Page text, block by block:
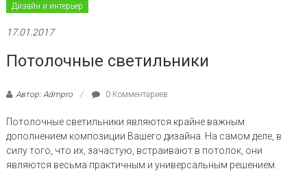
Дизайн и интерьер
17.01.2017
Потолочные светильники
Автор: Admpro 0 Комментариев
Потолочные светильники являются крайне важным
дополнением композиции Вашего дизайна. На самом деле, в
силу того, что их, зачастую, встраивают в потолок, они
являются весьма практичным и универсальным решением.